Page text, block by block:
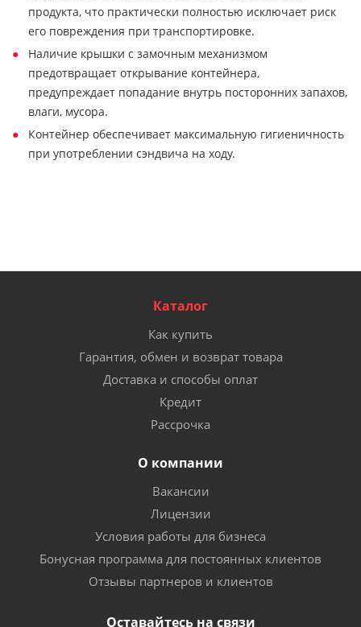
продукта, что практически полностью исключает риск
его повреждения при транспортировке.
Наличие крышки с замочным механизмом
предотвращает открывание контейнера,
предупреждает попадание внутрь посторонних запахов,
влаги, мусора.
Контейнер обеспечивает максимальную гигиеничность
при употреблении сэндвича на ходу.
Каталог
Как купить
Гарантия, обмен и возврат товара
Доставка и способы оплат
Кредит
Рассрочка
О компании
Вакансии
Лицензии
Условия работы для бизнеса
Бонусная программа для постоянных клиентов
Отзывы партнеров и клиентов
Оставайтесь на связи